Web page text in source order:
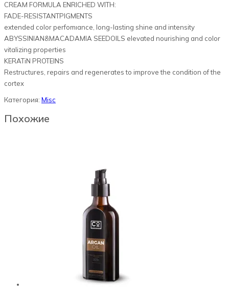
CREAM FORMULA ENRICHED WITH:
FADE-RESISTANTPIGMENTS
extended color perfomıance, long-lasting shine and intensity
ABYSSINIAN&MACADAMIA SEEDOILS elevated nourishing and color
vitalizing properties
KERATiN PROTEINS
Restructures, repairs and regenerates to improve the condition of the
cortex
Категория: Misc
Похожие